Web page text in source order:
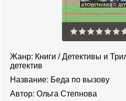
Жанр: Книги /Детективы и
детектив
Название: Беда по вызову
Автор: Ольга Степнова